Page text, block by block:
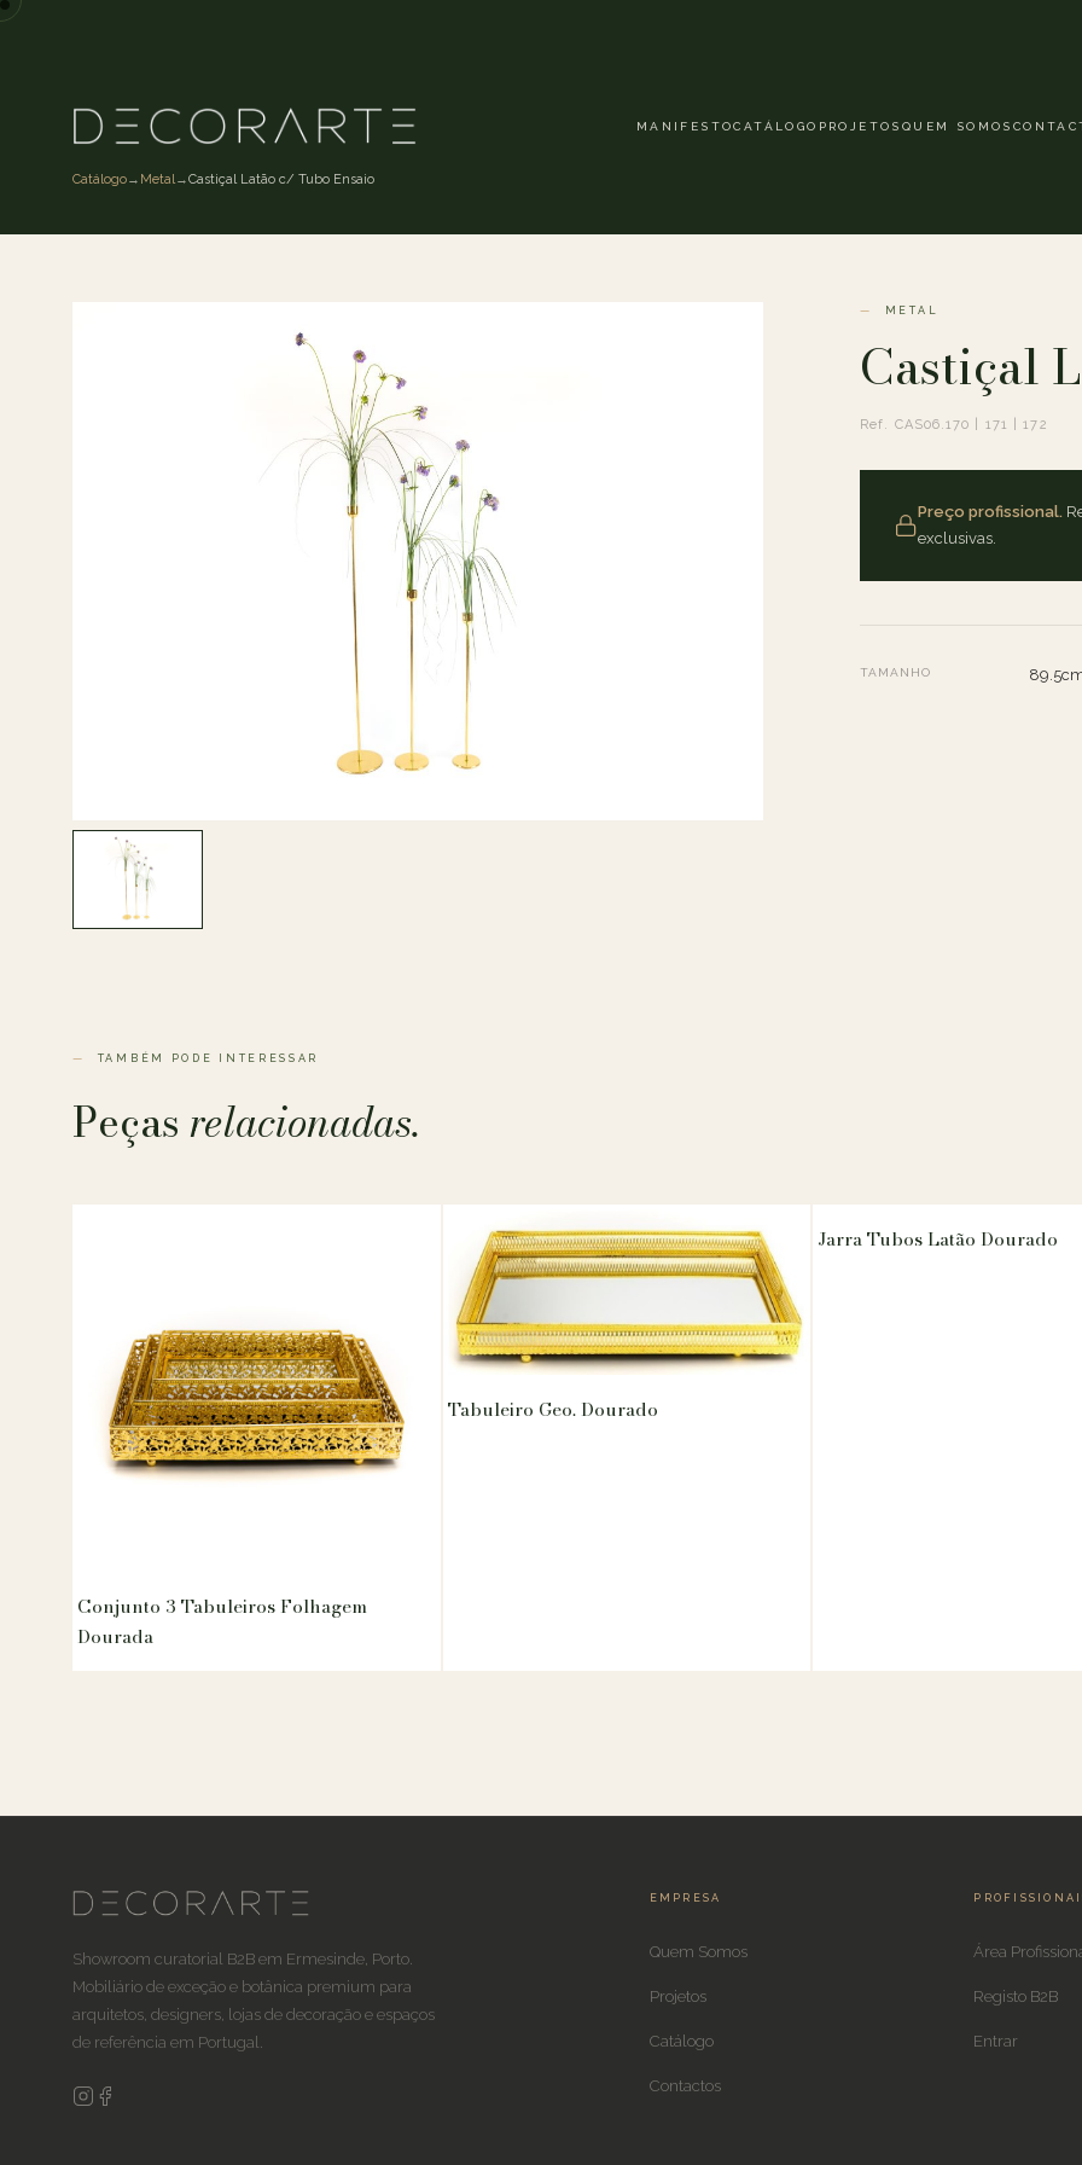
MANIFESTOCATÁLOGO PROJETOS QUEM SOMOS
Catálogo→ Metal→Castiçal Latão c/ Tubo Ensaio
METAL
Castiçal
Ref. CAS06.170 | 171 | 172
Preço profissional.
exclusivas.
TAMANHO
TAMBÉM PODE INTERESSAR
Peçasrelacionadas.
Conjunto 3 Tabuleiros Folhagem
Dourada
Tabuleiro Geo. Dourado
Jarra Tubos Latão Dourado
Showroom curatorial B2B em Ermesinde, Porto.
Mobiliário de exceção e botânica premium para
arquitetos, designers, lojas de decoração e espaços
de referência em Portugal.
EMPRESA
Quem Somos
Projetos
Catálogo
Contactos
Área
Registo B2B
Entrar